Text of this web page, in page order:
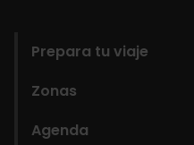
Prepara tu viaje
Zonas
Agenda